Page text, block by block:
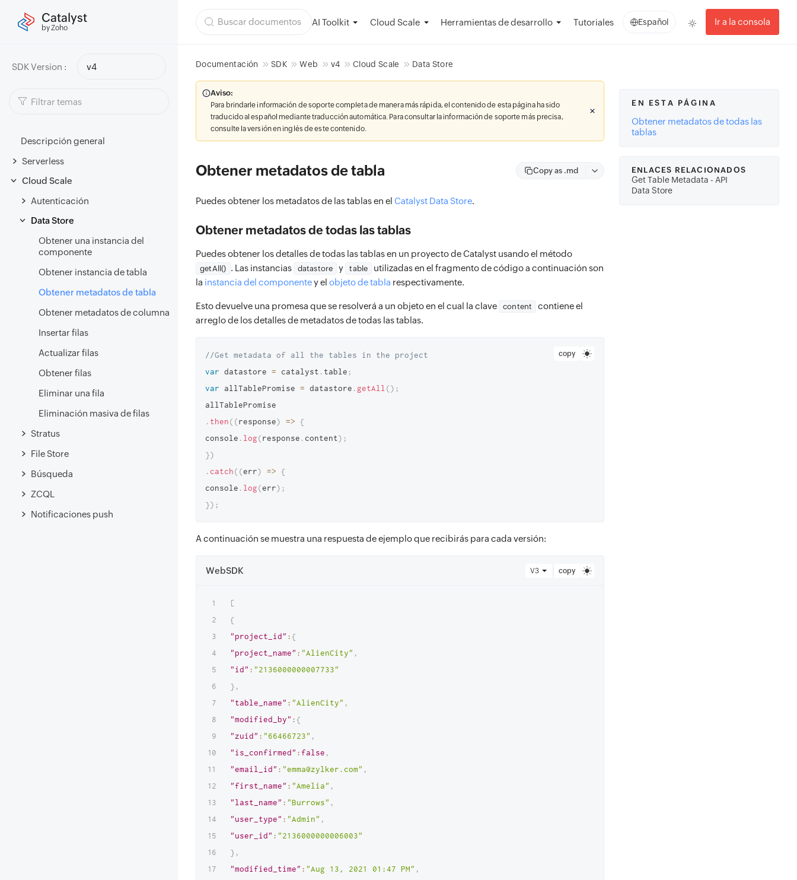
Catalyst
by Zoho
AI Toolkit Cloud Scale Herramientas de desarrollo Tutoriales Español Ir a la consola
SDK Version : v4
Descripción general
Serverless
Cloud Scale
Autenticación
Data Store
Obtener una instancia del
componente
Obtener instancia de tabla
Obtener metadatos de tabla
Obtener metadatos de columna
Insertar filas
Actualizar filas
Obtener filas
Eliminar una fila
Eliminación masiva de filas
Stratus
File Store
Búsqueda
ZCQL
Notificaciones push
Documentación SDK Web v4 Cloud Scale Data Store
Aviso:
Para brindarle información de soporte completa de manera más rápida, el contenido de esta página ha sido
traducido al español mediante traducción automática. Para consultar la información de soporte más precisa,
consulte la versión en inglés de este contenido.
Obtener metadatos de tabla Copy as .md
Puedes obtener los metadatos de las tablas en el Catalyst Data Store.
Obtener metadatos de todas las tablas
Puedes obtener los detalles de todas las tablas en un proyecto de Catalyst usando el método
getAll() . Las instancias datastore y table
utilizadas en el fragmento de código a continuación son
la instancia del componentey el objeto de tabla respectivamente.
Esto devuelve una promesa que se resolverá a un objeto en el cual la clave content
contiene el
arreglo de los detalles de metadatos de todas las tablas.
copy
//Get metadata of all the tables in the project
var datastore = catalyst . table ;
var allTablePromise = datastore . getAll () ;
. then( (response) =>
{
console . log(response . content) ;
})
. catch( (err) =>
{
console . log(err) ;
}) ;
A continuación se muestra una respuesta de ejemplo que recibirás para cada versión:
WebSDK V3 copy
[
{
"project_id" : {
"project_name" : "AlienCity" ,
"id" : "2136000000007733"
} ,
"table_name" : "AlienCity" ,
"modified_by" : {
"zuid" : "66466723" ,
"is_confirmed" : false ,
"email_id" : "emma@zylker.com" ,
"first_name" : "Amelia" ,
"last_name" : "Burrows" ,
"user_type" : "Admin" ,
"user_id" : "2136000000006003"
} ,
"modified_time" : "Aug 13, 2021 01:47 PM" ,
EN ESTA PÁGINA
Obtener metadatos de todas las
tablas
ENLACES RELACIONADOS
Get Table Metadata - API
Data Store